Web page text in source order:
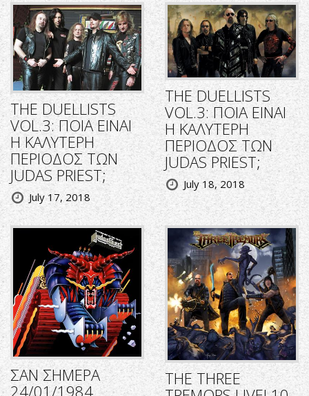
THE DUELLISTS
VOL.3: ΠΟΙΑ ΕΙΝΑΙ
Η ΚΑΛΥΤΕΡΗ
ΠΕΡΙΟΔΟΣ ΤΩΝ
JUDAS PRIEST;
July 17, 2018
THE DUELLISTS
VOL.3: ΠΟΙΑ ΕΙΝΑΙ
Η ΚΑΛΥΤΕΡΗ
ΠΕΡΙΟΔΟΣ ΤΩΝ
JUDAS PRIEST;
July 18, 2018
ΣΑΝ ΣΗΜΕΡΑ
24/01/1984
THE THREE